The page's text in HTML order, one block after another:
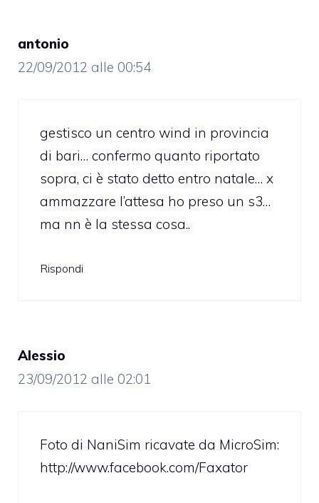
antonio
22/09/2012 alle 00:54
gestisco un centro wind in provincia
di bari… confermo quanto riportato
sopra, ci è stato detto entro natale… x
ammazzare l’attesa ho preso un s3…
ma nn è la stessa cosa..
Rispondi
Alessio
23/09/2012 alle 02:01
Foto di NaniSim ricavate da MicroSim:
http://www.facebook.com/Faxator